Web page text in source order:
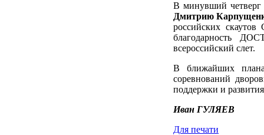
В минувший четверг
Дмитрию
российских
благодарность
всероссийский слет.
В ближайших
соревнований
поддержки и
Иван ГУЛЯЕВ
Для печати